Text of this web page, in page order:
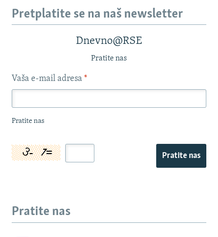
Pretplatite se na naš newsletter
Dnevno@RSE
Pratite nas
Vaša e-mail adresa *
Pratite nas
Pratite nas
Pratite nas